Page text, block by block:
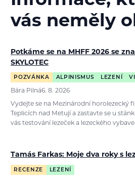
vás neměly
Potkáme se na MHFF 2026 se
SKYLOTEC
POZVÁNKA ALPINISMUS LEZENÍ
Bára Pilná6. 8. 2026
Vydejte se na Mezinárodní horolezecký
Teplicích nad Metují a zastavte se u
vás testování lezeček a lezeckého
Tamás Farkas: Moje dva roky s
RECENZE LEZENÍ